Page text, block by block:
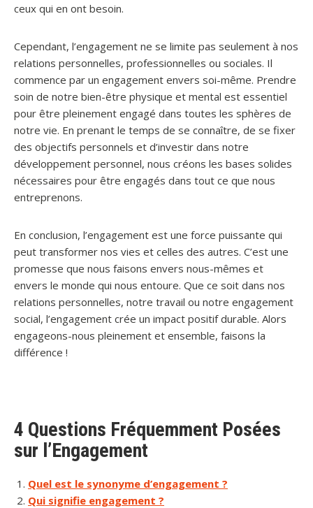
ceux qui en ont besoin.
Cependant, l’engagement ne se limite pas seulement à nos
relations personnelles, professionnelles ou sociales. Il
commence par un engagement envers soi-même. Prendre
soin de notre bien-être physique et mental est essentiel
pour être pleinement engagé dans toutes les sphères de
notre vie. En prenant le temps de se connaître, de se fixer
des objectifs personnels et d’investir dans notre
développement personnel, nous créons les bases solides
nécessaires pour être engagés dans tout ce que nous
entreprenons.
En conclusion, l’engagement est une force puissante qui
peut transformer nos vies et celles des autres. C’est une
promesse que nous faisons envers nous-mêmes et
envers le monde qui nous entoure. Que ce soit dans nos
relations personnelles, notre travail ou notre engagement
social, l’engagement crée un impact positif durable. Alors
engageons-nous pleinement et ensemble, faisons la
différence !
4 Questions Fréquemment Posées
sur l’Engagement
Quel est le synonyme d’engagement ?
Qui signifie engagement ?